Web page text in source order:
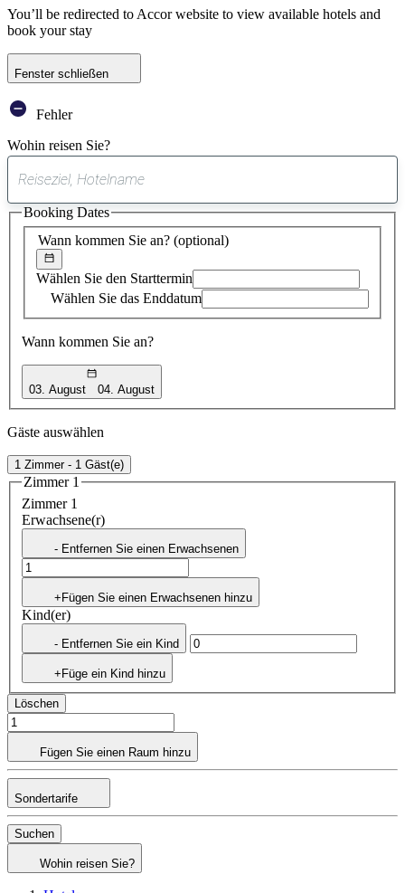
You’ll be redirected to Accor website to view available hotels and
book your stay
Fenster schließen
Fehler
Wohin reisen Sie?
gefundener
Vorschlag
Wann kommen Sie an? (optional)
Wählen Sie den Starttermin
Wählen Sie das Enddatum
Wann kommen Sie an?
03. August 04. August
Booking Dates
Gäste auswählen
1 Zimmer - 1 Gäst(e)
Zimmer 1
Zimmer 1
Erwachsene(r)
- Entfernen Sie einen Erwachsenen
+Fügen Sie einen Erwachsenen hinzu
Kind(er)
- Entfernen Sie ein Kind
+Füge ein Kind hinzu
Löschen
Fügen Sie einen Raum hinzu
Sondertarife
Suchen
Wohin reisen Sie?